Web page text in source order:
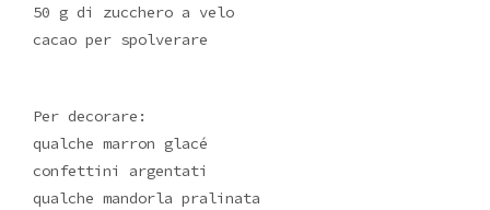
50 g di zucchero a velo
cacao per spolverare
Per decorare:
qualche marron glacé
confettini argentati
qualche mandorla pralinata